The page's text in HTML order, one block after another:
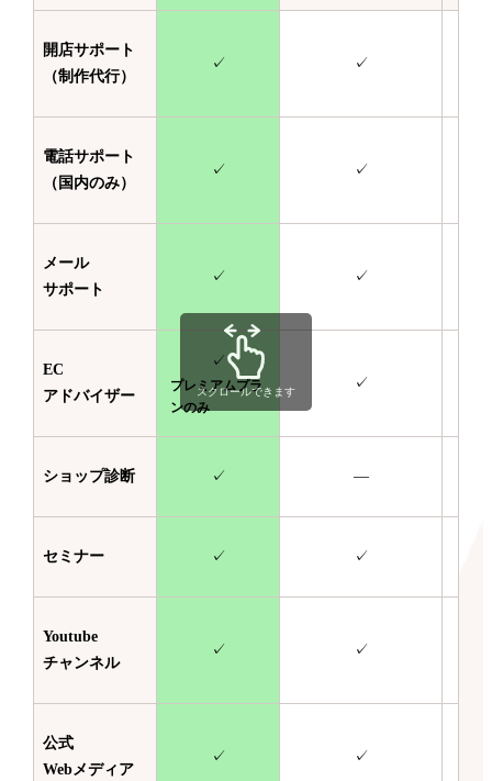
開店サポート
（制作代行）
✓ ✓
電話サポート
（国内のみ）
✓ ✓
メール
サポート
✓ ✓
EC
アドバイザー
✓
プレミアムプラ
ンのみ
✓
ショップ診断 ✓ —
セミナー ✓ ✓
Youtube
チャンネル
✓ ✓
公式
Webメディア
✓ ✓
スクロールできます